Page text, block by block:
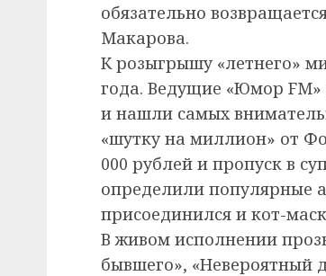
обязательно
Макарова.
К розыгрышу «летнего»
года. Ведущие «Юмор FM»
и нашли самых
«шутку на миллион» от
000 рублей и пропуск в
определили популярные
присоединился и кот-
В живом исполнении
бывшего», «Невероятный